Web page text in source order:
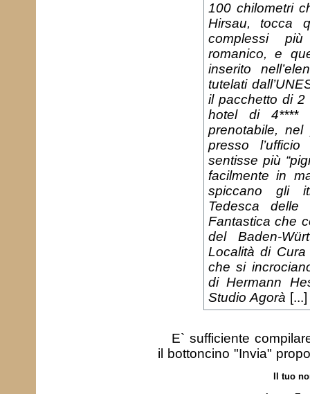
100 chilometri
Hirsau, tocca
complessi
romanico, e
inserito
tutelati
il pacchetto di 2
hotel di 4****
prenotabile, nel
presso
sentisse più
facilmente in
spiccano gli
Tedesca
Fantastica che
del Baden-
Località di Cura
che si
di Hermann
Studio Agorà [...]
E` sufficiente
il bottoncino "Invia"
Il tuo